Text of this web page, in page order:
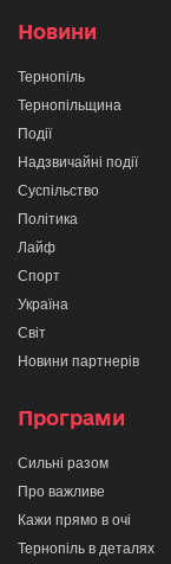
Новини
Тернопіль
Тернопільщина
Події
Надзвичайні події
Суспільство
Політика
Лайф
Спорт
Україна
Світ
Новини партнерів
Програми
Сильні разом
Про важливе
Кажи прямо в очі
Тернопіль в деталях